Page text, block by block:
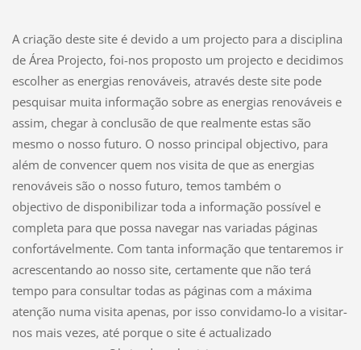
A criação deste site é devido a um projecto para a disciplina
de Área Projecto, foi-nos proposto um projecto e decidimos
escolher as energias renováveis, através deste site pode
pesquisar muita informação sobre as energias renováveis e
assim, chegar à conclusão de que realmente estas são
mesmo o nosso futuro. O nosso principal objectivo, para
além de convencer quem nos visita de que as energias
renováveis são o nosso futuro, temos também o
objectivo de disponibilizar toda a informação possível e
completa para que possa navegar nas variadas páginas
confortávelmente. Com tanta informação que tentaremos ir
acrescentando ao nosso site, certamente que não terá
tempo para consultar todas as páginas com a máxima
atenção numa visita apenas, por isso convidamo-lo a visitar-
nos mais vezes, até porque o site é actualizado